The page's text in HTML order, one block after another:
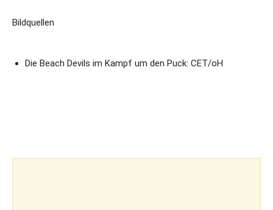
Bildquellen
Die Beach Devils im Kampf um den Puck: CET/oH